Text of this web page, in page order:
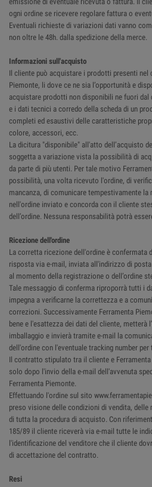
ogni ordine se ricevere regolare fattura o
Eventuali richieste di variazioni dati vanno
non oltre le 48h. dalla spedizione della merce.
Informazioni sull'acquisto
Il cliente può acquistare i prodotti presenti
Piemonte, li dove ce ne sia l’opportunità e
acquistare prodotti non disponibili ne fuori
e i dati tecnici a corredo della scheda di un
completi ed esaustivi delle caratteristiche
colore, accessori, ecc.
La dicitura "disponibile" all'atto dell’acquisto
soggetta a variazione vista la possibilità di
da parte di più utenti. Per tale motivo
possibilità, una volta ricevuto l'ordine, di
mancanza, di comunicare tempestivamente
nell'ordine inviato e concorda con il cliente
dell’ordine. Nessuna responsabilità potrà
Ricezione dell'ordine
La corretta ricezione dell'ordine è confermata
risposta via e-mail, inviata all'indirizzo di
al momento della registrazione o dell’ordine
Tale messaggio di conferma riproporrà tutti i
impegna a verificarne la correttezza e a
correzioni. Successivamente Ferramenta
bene e l'esattezza dei dati del cliente, metterà
imballaggio e invierà tramite e-mail la
dell'ordine con l'eventuale tracking number
Il contratto stipulato tra il cliente e
solo dopo l'invio della e-mail dell'avvenuta
Ferramenta Piemonte.
Effettuando l'ordine sul sito
preso visione delle condizioni di vendita,
di tutta la procedura di acquisto. Con
185/89 il cliente riceverà via e-mail tutte le
l'identificazione del venditore che il cliente
di accettazione del contratto.
Resi